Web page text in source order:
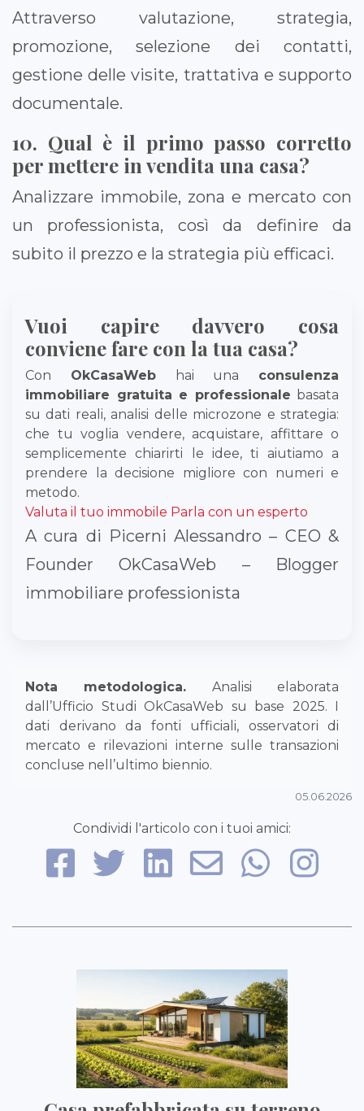
Attraverso valutazione, strategia,
promozione, selezione dei contatti,
gestione delle visite, trattativa e supporto
documentale.
10. Qual è il primo passo corretto
per mettere in vendita una casa?
Analizzare immobile, zona e mercato con
un professionista, così da definire da
subito il prezzo e la strategia più efficaci.
Vuoi capire davvero cosa
conviene fare con la tua casa?
Con OkCasaWebhai una consulenza
immobiliare gratuita e professionale basata
su dati reali, analisi delle microzone e strategia:
che tu voglia vendere, acquistare, affittare o
semplicemente chiarirti le idee, ti aiutiamo a
prendere la decisione migliore con numeri e
metodo.
Valuta il tuo immobile Parla con un esperto
A cura di Picerni Alessandro – CEO &
Founder OkCasaWeb – Blogger
immobiliare professionista
Nota metodologica. Analisi elaborata
dall’Ufficio Studi OkCasaWeb su base 2025. I
dati derivano da fonti ufficiali, osservatori di
mercato e rilevazioni interne sulle transazioni
concluse nell’ultimo biennio.
05.06.2026
Condividi l'articolo con i tuoi amici: